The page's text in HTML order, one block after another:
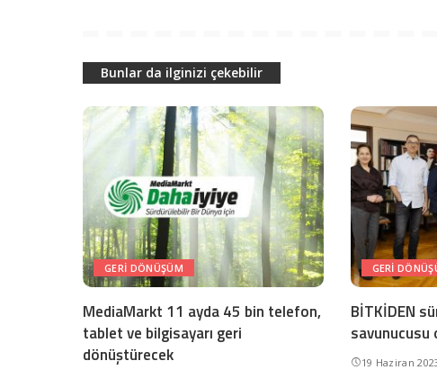
Bunlar da ilginizi çekebilir
GERI DÖNÜŞÜM
MediaMarkt 11 ayda 45 bin telefon,
tablet ve bilgisayarı geri
dönüştürecek
GERI
BİTKİDEN
savunucusu
19 Haziran